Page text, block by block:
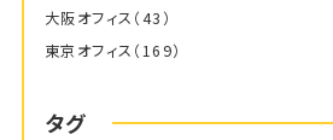
大阪オフィス （43）
東京オフィス （169）
タグ